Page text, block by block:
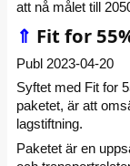
att nå målet till
⇑ Fit for
Publ 2023-04-20
Syftet med Fit for
paketet, är att
lagstiftning.
Paketet är en